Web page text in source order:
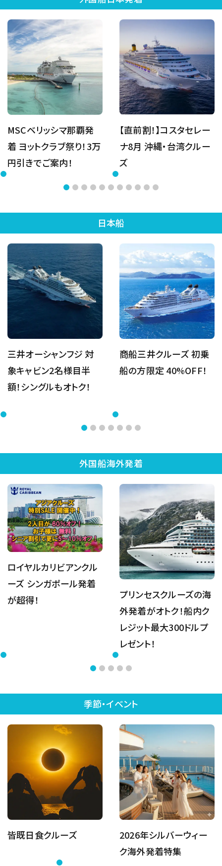
MSCベリッシマ那覇発
着 ヨットクラブ祭り！3万
円引きでご案内！
【直前割！】コスタセレー
ナ8月 沖縄・台湾クルー
ズ
日本船
三井オーシャンフジ 対
象キャビン2名様目半
額！シングルもオトク！
商船三井クルーズ 初乗
船の方限定 40%OFF！
外国船海外発着
ロイヤルカリビアンクル
ーズ シンガポール発着
が超得！
プリンセスクルーズの海
外発着がオトク！船内ク
レジット最大300ドルプ
レゼント！
季節・イベント
皆既日食クルーズ
2026年シルバーウィー
ク海外発着特集